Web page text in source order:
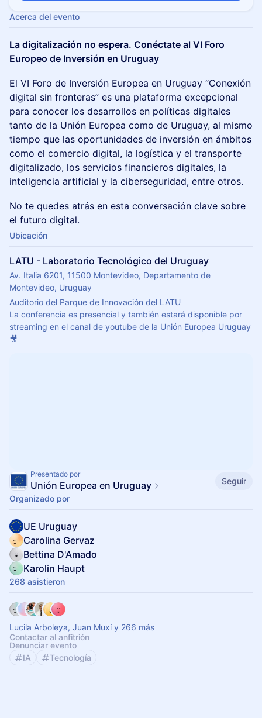
Acerca del evento
La digitalización no espera. Conéctate al VI Foro
Europeo de Inversión en Uruguay
El VI Foro de Inversión Europea en Uruguay “Conexión
digital sin fronteras” es una plataforma excepcional
para conocer los desarrollos en políticas digitales
tanto de la Unión Europea como de Uruguay, al mismo
tiempo que las oportunidades de inversión en ámbitos
como el comercio digital, la logística y el transporte
digitalizado, los servicios financieros digitales, la
inteligencia artificial y la ciberseguridad, entre otros.
No te quedes atrás en esta conversación clave sobre
el futuro digital.
Ubicación
LATU - Laboratorio Tecnológico del Uruguay
Av. Italia 6201, 11500 Montevideo, Departamento de
Montevideo, Uruguay
Auditorio del Parque de Innovación del LATU
La conferencia es presencial y también estará disponible por
streaming en el canal de youtube de la Unión Europea Uruguay
🎥
Presentado por
Unión Europea en Uruguay
Seguir
Organizado por
UE Uruguay
Carolina Gervaz
Bettina D'Amado
Karolin Haupt
268 asistieron
Lucila Arboleya, Juan Muxí y 266 más
Contactar al anfitrión
Denunciar evento
IA
Tecnología